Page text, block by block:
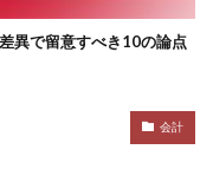
異で留意すべき10の論点
会計